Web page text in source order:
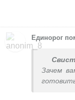
Единорог
Зачем